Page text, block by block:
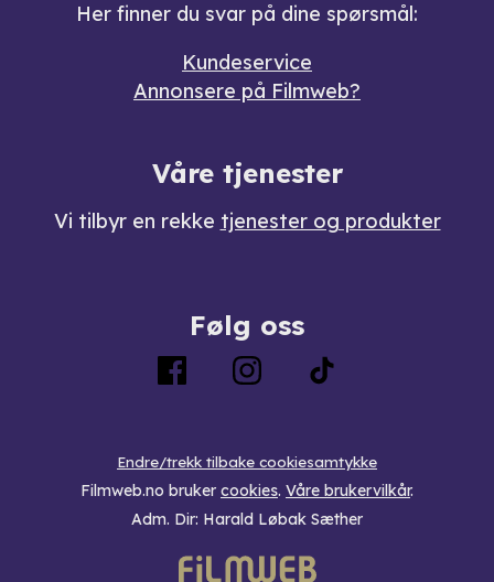
Her finner du svar på dine spørsmål:
Kundeservice
Annonsere på Filmweb?
Våre tjenester
Vi tilbyr en rekke tjenester og produkter
Følg oss
Endre/trekk tilbake cookiesamtykke
Filmweb.no bruker cookies. Våre brukervilkår.
Adm. Dir: Harald Løbak Sæther